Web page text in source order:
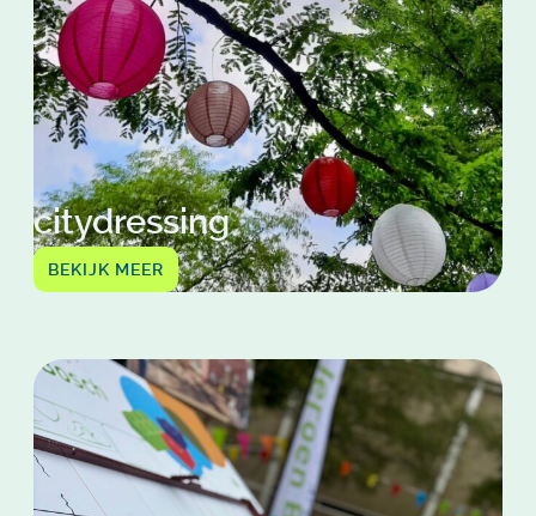
citydressing
BEKIJK MEER